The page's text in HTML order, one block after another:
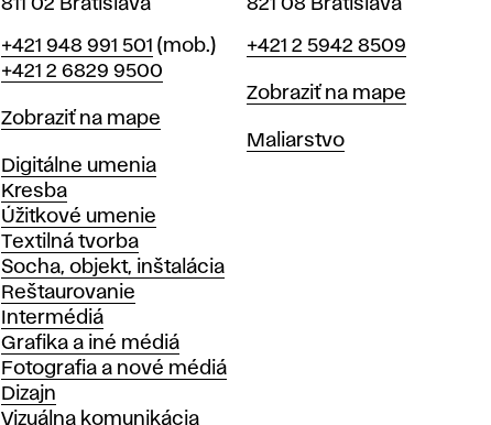
811 02 Bratislava
Telefón
+421 948 991 501 (mob.)
+421 2 6829 9500
Mapa
Zobraziť na mape
Katedry
Digitálne umenia
Kresba
Úžitkové umenie
Textilná tvorba
Socha, objekt, inštalácia
Reštaurovanie
Intermédiá
Grafika a iné médiá
Fotografia a nové médiá
Dizajn
Vizuálna komunikácia
821 08 Bratislava
Telefón
+421 2 5942 8509
Mapa
Zobraziť na mape
Katedry
Maliarstvo